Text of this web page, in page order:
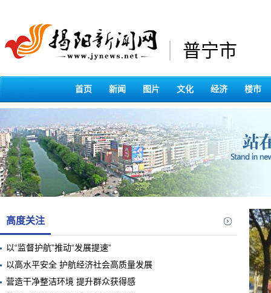
首页 新闻 图片 文化 经济 楼市
普宁市
高度关注
以“监督护航”推动“发展提速”
以高水平安全 护航经济社会高质量发展
营造干净整洁环境 提升群众获得感